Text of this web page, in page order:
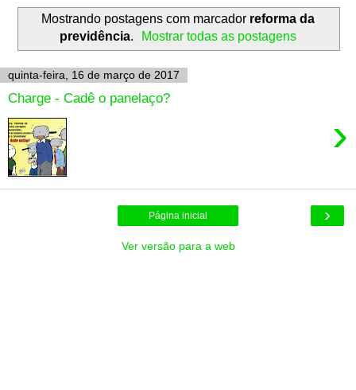
Mostrando postagens com marcador reforma da
previdência. Mostrar todas as postagens
quinta-feira, 16 de março de 2017
Charge - Cadê o panelaço?
›
›
Página inicial
Ver versão para a web